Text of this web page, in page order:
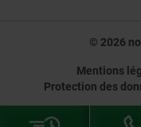
© 2026
Mentions
Protection des